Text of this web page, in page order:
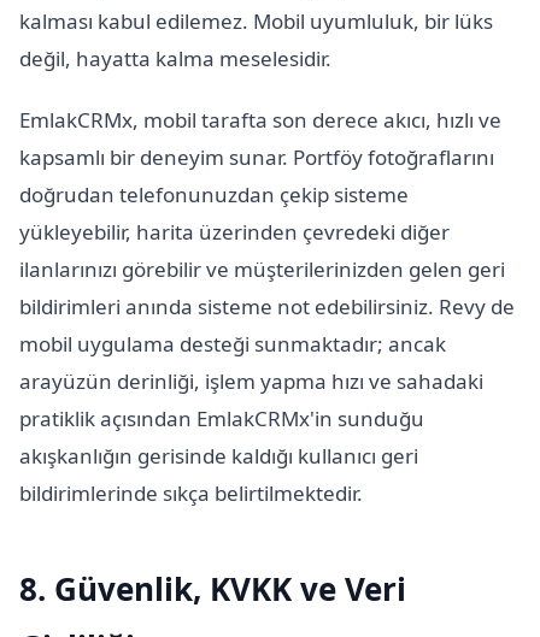
kalması kabul edilemez. Mobil uyumluluk, bir lüks
değil, hayatta kalma meselesidir.
EmlakCRMx, mobil tarafta son derece akıcı, hızlı ve
kapsamlı bir deneyim sunar. Portföy fotoğraflarını
doğrudan telefonunuzdan çekip sisteme
yükleyebilir, harita üzerinden çevredeki diğer
ilanlarınızı görebilir ve müşterilerinizden gelen geri
bildirimleri anında sisteme not edebilirsiniz. Revy de
mobil uygulama desteği sunmaktadır; ancak
arayüzün derinliği, işlem yapma hızı ve sahadaki
pratiklik açısından EmlakCRMx'in sunduğu
akışkanlığın gerisinde kaldığı kullanıcı geri
bildirimlerinde sıkça belirtilmektedir.
8. Güvenlik, KVKK ve Veri